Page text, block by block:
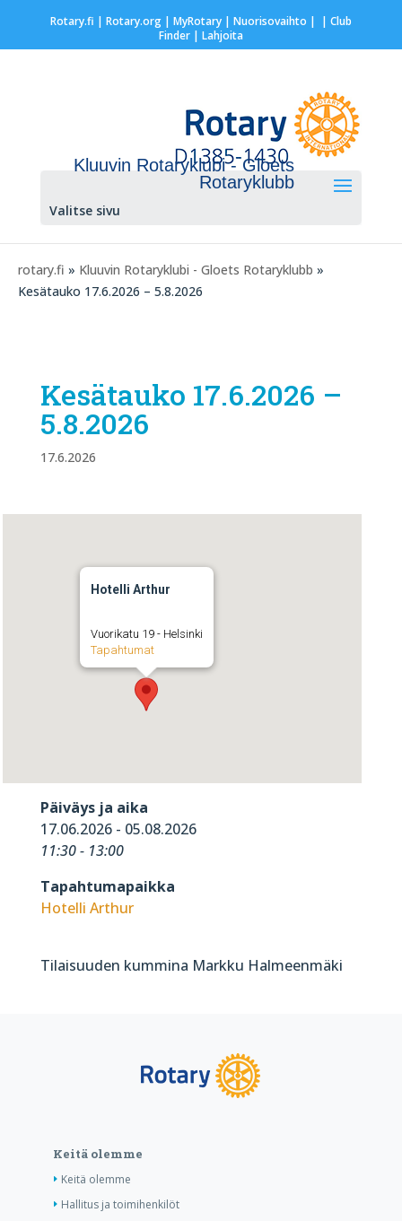
Rotary.fi | Rotary.org| MyRotary | Nuorisovaihto | | Club
Finder| Lahjoita
Kluuvin Rotaryklubi - Gloets
Rotaryklubb
Valitse sivu
rotary.fi » Kluuvin Rotaryklubi - Gloets Rotaryklubb »
Kesätauko 17.6.2026 – 5.8.2026
Kesätauko 17.6.2026 –
5.8.2026
17.6.2026
Hotelli Arthur
Vuorikatu 19 - Helsinki
Tapahtumat
Päiväys ja aika
17.06.2026 - 05.08.2026
11:30 - 13:00
Tapahtumapaikka
Hotelli Arthur
Tilaisuuden kummina Markku Halmeenmäki
Keitä olemme
Keitä olemme
Hallitus ja toimihenkilöt